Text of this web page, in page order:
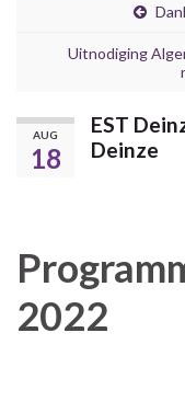
Uitnodiging
AUG
18
EST
Deinze
2022